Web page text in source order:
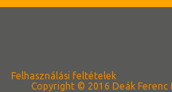
Felhasználási feltételek
Copyright © 2016 Deák